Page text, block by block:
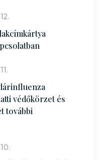
védőkörzet és
további